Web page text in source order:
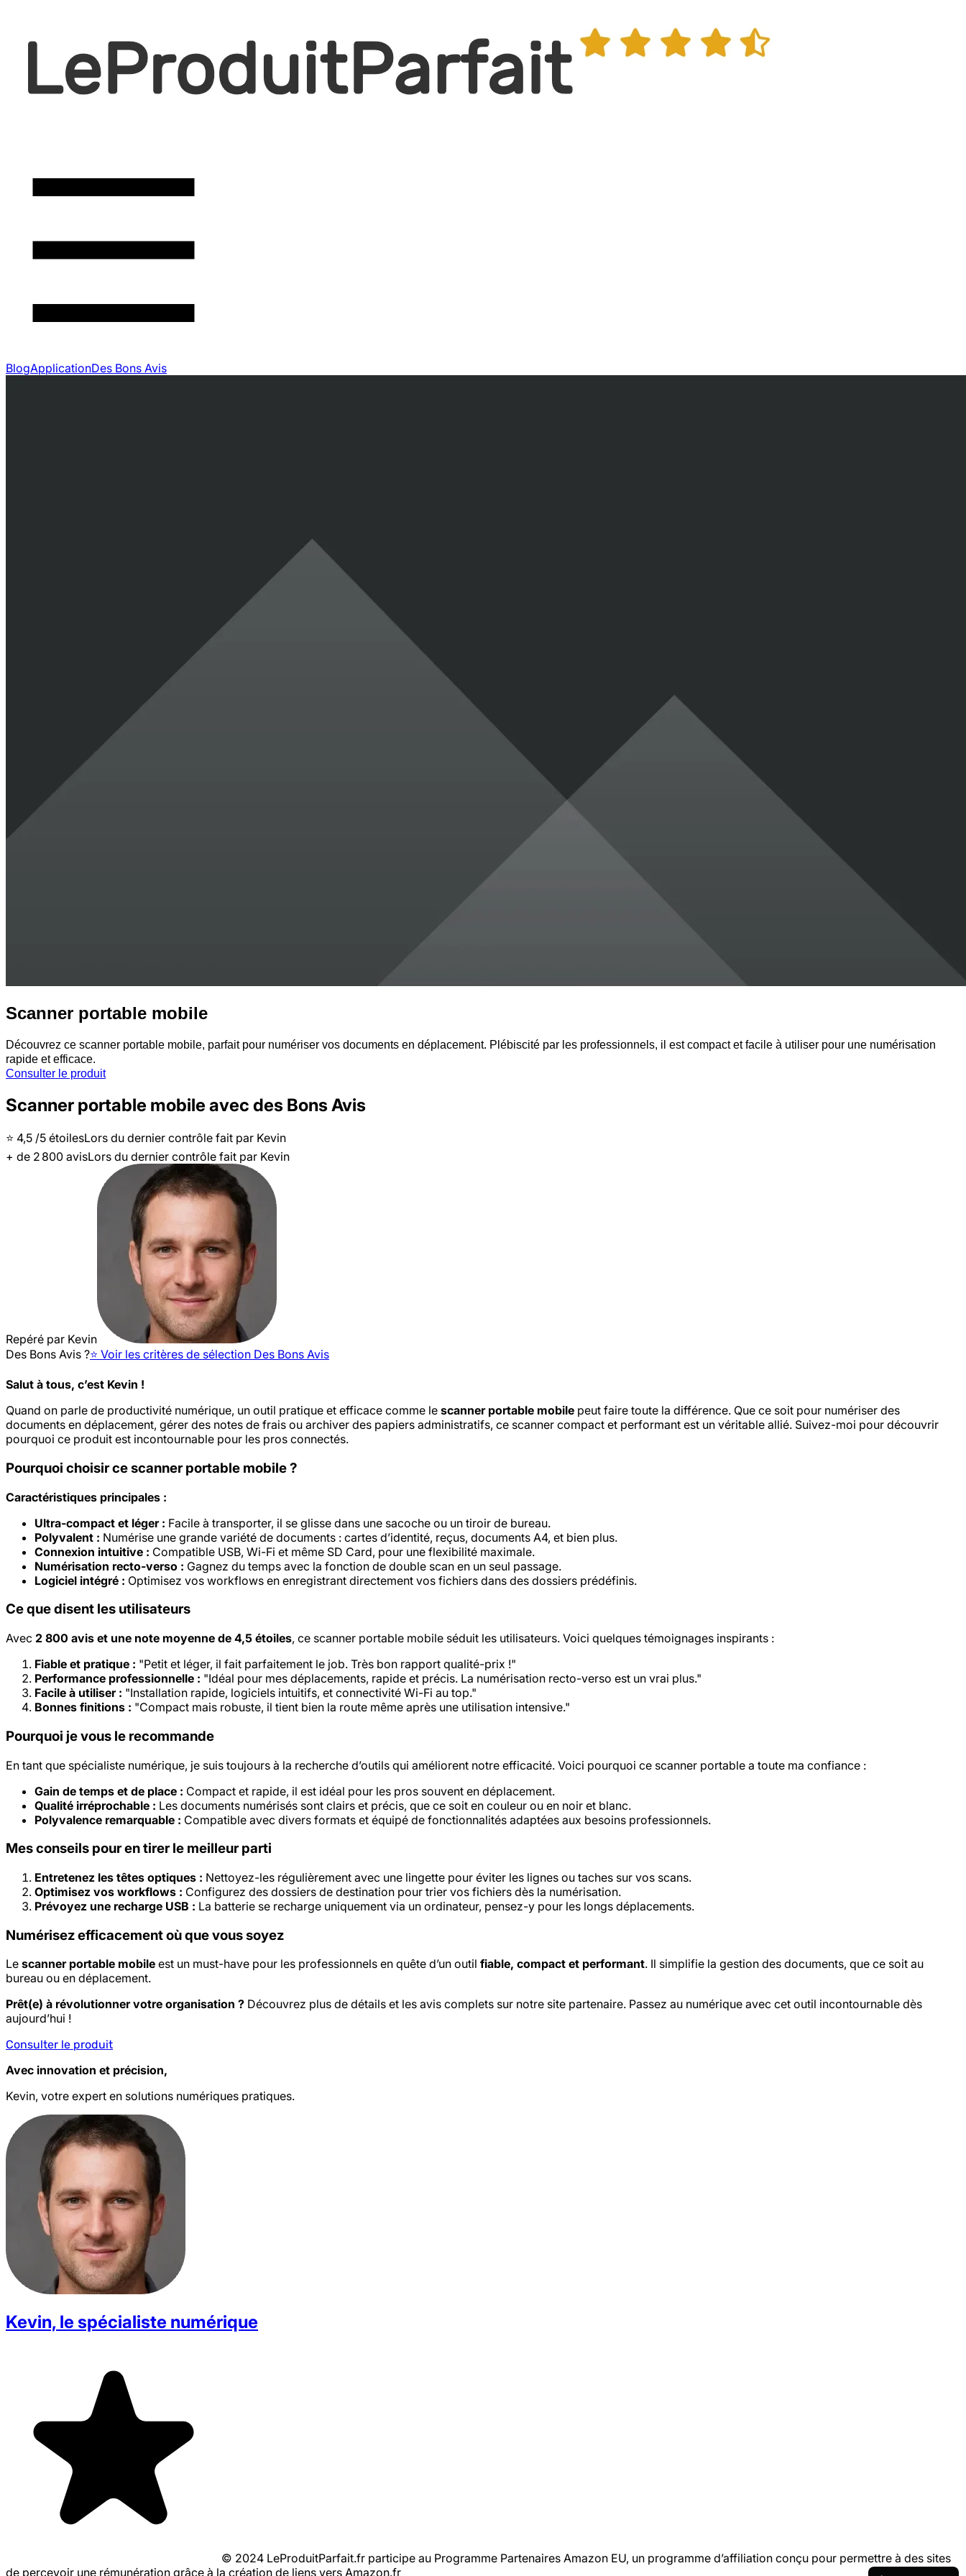
BlogApplicationDes Bons Avis
Scanner portable mobile
Découvrez ce scanner portable mobile, parfait pour numériser vos documents en déplacement. Plébiscité par les professionnels, il est compact et facile à utiliser pour une numérisation
rapide et efficace.
Consulter le produit
Scanner portable mobile avec des Bons Avis
⭐️ 4,5 /5 étoilesLors du dernier contrôle fait par Kevin
+ de 2 800 avisLors du dernier contrôle fait par Kevin
Repéré par Kevin
Des Bons Avis ?⭐️ Voir les critères de sélection Des Bons Avis
Salut à tous, c’est Kevin !
Quand on parle de productivité numérique, un outil pratique et efficace comme le scanner portable mobile peut faire toute la différence. Que ce soit pour numériser des
documents en déplacement, gérer des notes de frais ou archiver des papiers administratifs, ce scanner compact et performant est un véritable allié. Suivez-moi pour découvrir
pourquoi ce produit est incontournable pour les pros connectés.
Pourquoi choisir ce scanner portable mobile ?
Caractéristiques principales :
Ultra-compact et léger : Facile à transporter, il se glisse dans une sacoche ou un tiroir de bureau.
Polyvalent : Numérise une grande variété de documents : cartes d’identité, reçus, documents A4, et bien plus.
Connexion intuitive : Compatible USB, Wi-Fi et même SD Card, pour une flexibilité maximale.
Numérisation recto-verso : Gagnez du temps avec la fonction de double scan en un seul passage.
Logiciel intégré : Optimisez vos workflows en enregistrant directement vos fichiers dans des dossiers prédéfinis.
Ce que disent les utilisateurs
Avec 2 800 avis et une note moyenne de 4,5 étoiles, ce scanner portable mobile séduit les utilisateurs. Voici quelques témoignages inspirants :
Fiable et pratique : "Petit et léger, il fait parfaitement le job. Très bon rapport qualité-prix !"
Performance professionnelle : "Idéal pour mes déplacements, rapide et précis. La numérisation recto-verso est un vrai plus."
Facile à utiliser : "Installation rapide, logiciels intuitifs, et connectivité Wi-Fi au top."
Bonnes finitions : "Compact mais robuste, il tient bien la route même après une utilisation intensive."
Pourquoi je vous le recommande
En tant que spécialiste numérique, je suis toujours à la recherche d’outils qui améliorent notre efficacité. Voici pourquoi ce scanner portable a toute ma confiance :
Gain de temps et de place : Compact et rapide, il est idéal pour les pros souvent en déplacement.
Qualité irréprochable : Les documents numérisés sont clairs et précis, que ce soit en couleur ou en noir et blanc.
Polyvalence remarquable : Compatible avec divers formats et équipé de fonctionnalités adaptées aux besoins professionnels.
Mes conseils pour en tirer le meilleur parti
Entretenez les têtes optiques : Nettoyez-les régulièrement avec une lingette pour éviter les lignes ou taches sur vos scans.
Optimisez vos workflows : Configurez des dossiers de destination pour trier vos fichiers dès la numérisation.
Prévoyez une recharge USB : La batterie se recharge uniquement via un ordinateur, pensez-y pour les longs déplacements.
Numérisez efficacement où que vous soyez
Le scanner portable mobile est un must-have pour les professionnels en quête d’un outil fiable, compact et performant. Il simplifie la gestion des documents, que ce soit au
bureau ou en déplacement.
Prêt(e) à révolutionner votre organisation ? Découvrez plus de détails et les avis complets sur notre site partenaire. Passez au numérique avec cet outil incontournable dès
aujourd’hui !
Consulter le produit
Avec innovation et précision,
Kevin, votre expert en solutions numériques pratiques.
Kevin, le spécialiste numérique
© 2024 LeProduitParfait.fr participe au Programme Partenaires Amazon EU, un programme d’affiliation conçu pour permettre à des sites
de percevoir une rémunération grâce à la création de liens vers Amazon.fr